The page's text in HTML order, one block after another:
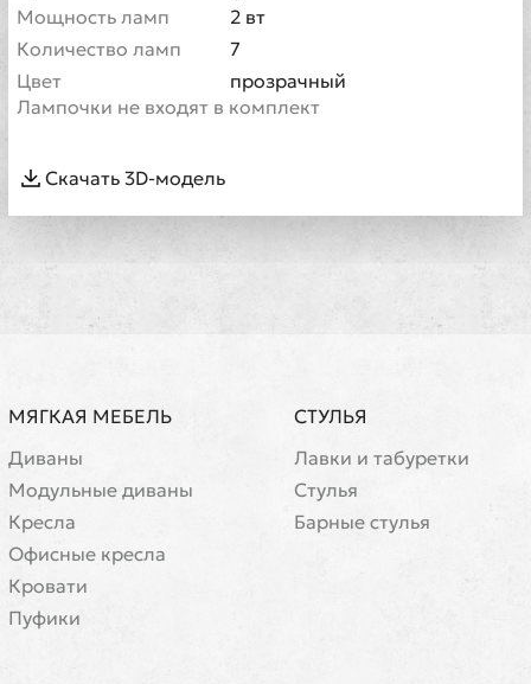
Мощность ламп
2 вт
Количество ламп
7
Цвет
прозрачный
Лампочки не входят в комплект
Скачать 3D-модель
МЯГКАЯ МЕБЕЛЬ
Диваны
Модульные диваны
Кресла
Офисные кресла
Кровати
Пуфики
СТУЛЬЯ
Лавки и табуретки
Стулья
Барные стулья